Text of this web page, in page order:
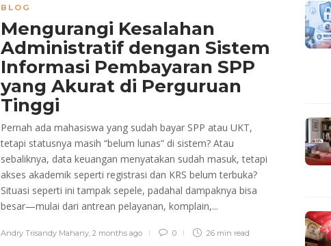
BLOG
Mengurangi Kesalahan
Administratif dengan Sistem
Informasi Pembayaran SPP
yang Akurat di Perguruan
Tinggi
Pernah ada mahasiswa yang sudah bayar SPP atau UKT,
tetapi statusnya masih “belum lunas” di sistem? Atau
sebaliknya, data keuangan menyatakan sudah masuk, tetapi
akses akademik seperti registrasi dan KRS belum terbuka?
Situasi seperti ini tampak sepele, padahal dampaknya bisa
besar—mulai dari antrean pelayanan, komplain,...
Andry Trisandy Mahany 2 months ago 0 26 min read